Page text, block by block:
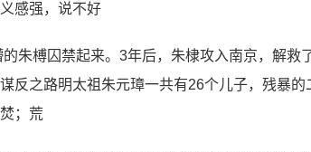
感强，说不好
朱榑囚禁起来。3年后，朱棣攻入南京，解救
反之路明太祖朱元璋一共有26个儿子，残暴的
；荒